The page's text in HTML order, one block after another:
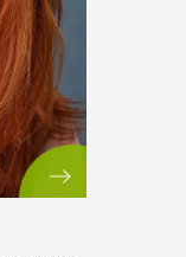
NEM
jelképévé